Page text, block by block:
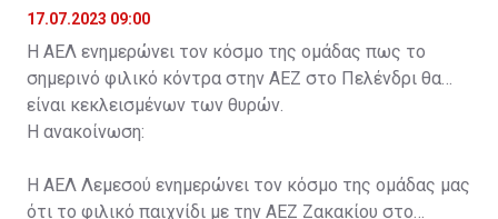
17.07.2023 09:00
Η ΑΕΛ ενημερώνει τον κόσμο της ομάδας πως το
σημερινό φιλικό κόντρα στην ΑΕΖ στο Πελένδρι θα
είναι κεκλεισμένων των θυρών.
Η ανακοίνωση:
Η ΑΕΛ Λεμεσού ενημερώνει τον κόσμο της ομάδας μας
ότι το φιλικό παιχνίδι με την ΑΕΖ Ζακακίου στο